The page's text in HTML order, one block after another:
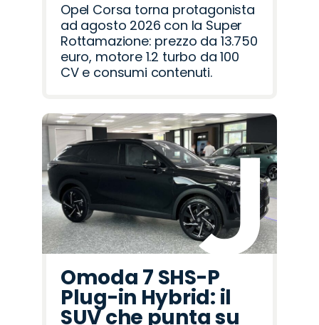
Opel Corsa torna protagonista
ad agosto 2026 con la Super
Rottamazione: prezzo da 13.750
euro, motore 1.2 turbo da 100
CV e consumi contenuti.
Omoda 7 SHS-P
Plug-in Hybrid: il
SUV che punta su